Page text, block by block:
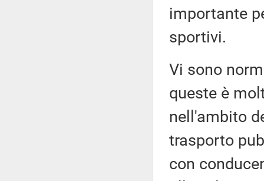
importante
sportivi.
Vi sono
queste è
nell'ambito
trasporto
con